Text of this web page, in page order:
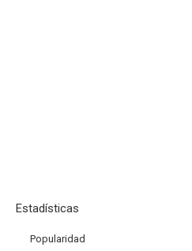
Estadísticas
Popularidad